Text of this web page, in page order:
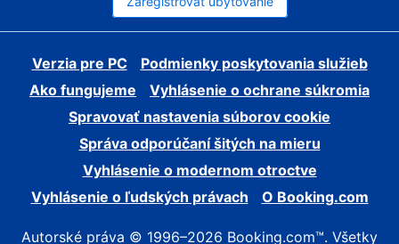
Verzia pre PC
Podmienky poskytovania služieb
Ako fungujeme
Vyhlásenie o ochrane súkromia
Spravovať nastavenia súborov cookie
Správa odporúčaní šitých na mieru
Vyhlásenie o modernom otroctve
Vyhlásenie o ľudských právach
O Booking.com
Autorské práva © 1996–2026 Booking.com™. Všetky